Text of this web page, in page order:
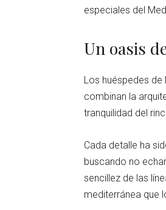
especiales del
Un oasis
Los huéspedes de
combinan la
tranquilidad del
Cada detalle ha
buscando no
sencillez de las
mediterránea que